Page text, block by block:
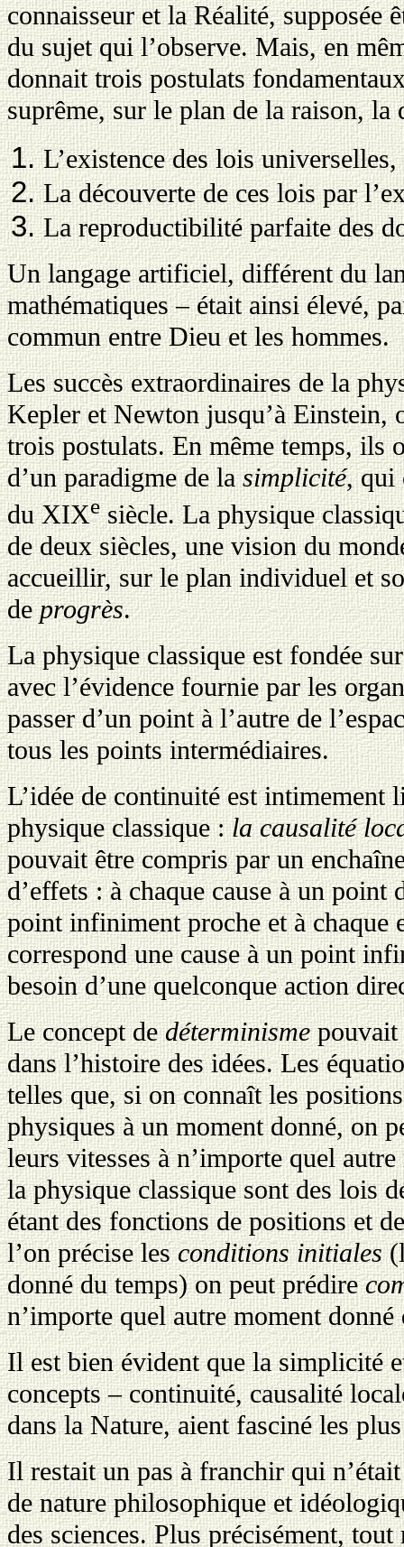
connaisseur et la Réalité, supposée
du sujet qui l’observe. Mais, en
donnait trois postulats
suprême, sur le plan de la raison, la
L’existence des lois
La découverte de ces lois par
La reproductibilité parfaite des
Un langage artificiel, différent du
mathématiques – était ainsi élevé,
commun entre Dieu et les hommes.
Les succès extraordinaires de la
Kepler et Newton jusqu’à Einstein,
trois postulats. En même temps, ils
d’un paradigme de lasimplicité, qui
du XIXesiècle. La physique
de deux siècles, une vision du
accueillir, sur le plan individuel et
deprogrès.
La physique classique est fondée
avec l’évidence fournie par les
passer d’un point à l’autre de
tous les points intermédiaires.
L’idée de continuité est intimement
physique classique :la causalité
pouvait être compris par un
d’effets : à chaque cause à un
point infiniment proche et à chaque
correspond une cause à un point
besoin d’une quelconque action
Le concept dedéterminismepouvait
dans l’histoire des idées. Les
telles que, si on connaît les
physiques à un moment donné, on
leurs vitesses à n’importe quel
la physique classique sont des lois
étant des fonctions de positions et
l’on précise lesconditions initiales
donné du temps) on peut prédire
n’importe quel autre moment donné
Il est bien évident que la simplicité
concepts – continuité, causalité
dans la Nature, aient fasciné les
Il restait un pas à franchir qui
de nature philosophique et
des sciences. Plus précisément,